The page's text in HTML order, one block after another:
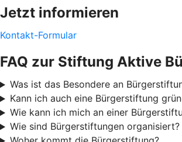
Jetzt informieren
Kontakt-Formular
FAQ zur Stiftung Aktive
Was ist das Besondere an
Kann ich auch eine Bürgerstiftung
Wie kann ich mich an einer
Wie sind Bürgerstiftungen organisiert?